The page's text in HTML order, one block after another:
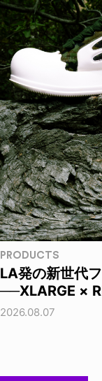
PRODUCTS
LA発の新世代
──XLARGE ×
2026.08.07